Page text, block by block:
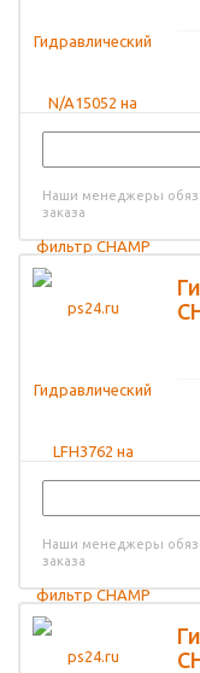
Наши менеджеры
заказа
Наши менеджеры
заказа